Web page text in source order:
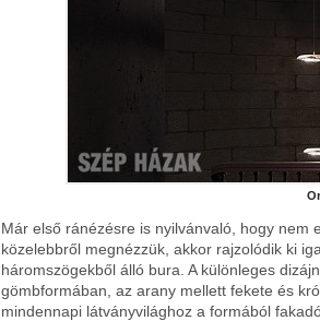
Már első ránézésre is nyilvánvaló, hogy
közelebbről megnézzük, akkor rajzolódik ki
háromszögekből álló bura. A különleges
gömbformában, az arany mellett fekete és
mindennapi látványvilághoz a formából